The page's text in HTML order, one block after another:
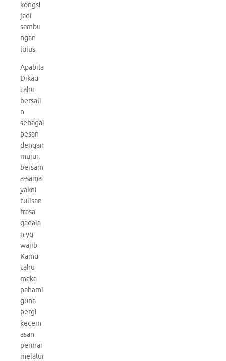
kongsi
jadi
sambu
ngan
lulus.
Apabila
Dikau
tahu
bersali
n
sebagai
pesan
dengan
mujur,
bersam
a-sama
yakni
tulisan
frasa
gadaia
n yg
wajib
Kamu
tahu
maka
pahami
guna
pergi
kecem
asan
permai
melalui